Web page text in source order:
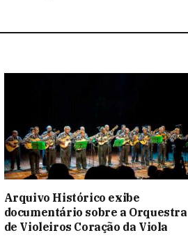
Arquivo Histórico exibe
documentário sobre a Orquestra
de Violeiros Coração da Viola